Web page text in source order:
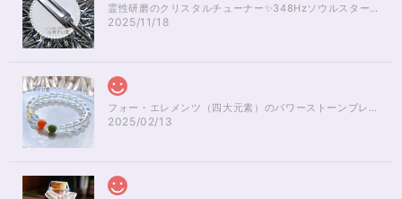
霊性研磨のクリスタルチューナー✨348Hzソウルスターチャクラのヒーリング
2025/11/18
フォー・エレメンツ（四大元素）のパワーストーンブレスレット✨レインボーオーラ16cm
2025/02/13